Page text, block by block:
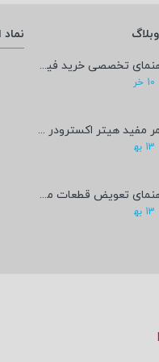
راهنمای تخصصی خرید فیلامنت PEEK؛ پادشاه پرینت سه‌بعدی صنعتی و پزشکی + مشخصات فنی
10 خر
عمر مفید هیتر اکسترودر پرینتر سه‌بعدی چقدر است؟
13 به‍
راهنمای تعویض قطعات مصرفی پرینتر سه‌بعدی
13 به‍
نماد